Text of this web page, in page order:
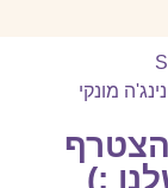
מונקי
:)